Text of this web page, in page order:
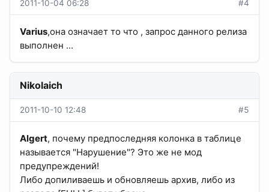
2011-10-04 06:28 #4
Varius,она означает то что , запрос данного релиза
выполнен ...
Nikolaich
2011-10-10 12:48 #5
Algert, почему предпоследняя колонка в таблице
называется "Нарушение"? Это же не мод
предупреждений!
Либо допиливаешь и обновляешь архив, либо из